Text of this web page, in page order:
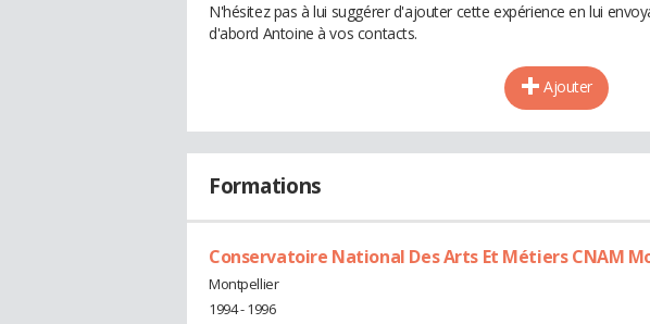
N'hésitez pas à lui suggérer d'ajouter cette expérience en lui
d'abord Antoine à vos contacts.
Ajouter
Formations
Conservatoire National Des Arts Et Métiers CNAM
Montpellier
1994 - 1996